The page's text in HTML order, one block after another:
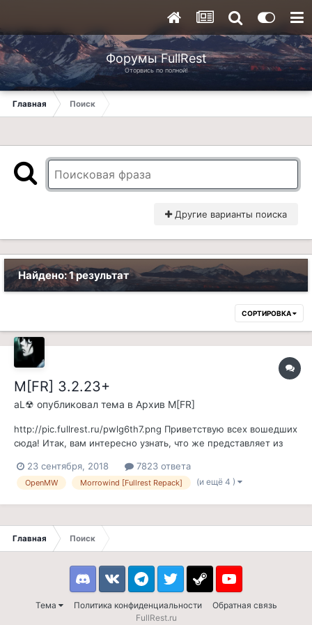
Форумы FullRest
Оторвись по полной!
Главная Поиск
Другие варианты поиска
Найдено: 1 результат
СОРТИРОВКА
M[FR] 3.2.23+
aL☢ опубликовал тема в Архив M[FR]
http://pic.fullrest.ru/pwlg6th7.png Приветствую всех вошедших
сюда! Итак, вам интересно узнать, что же представляет из
наливай чай\кофе и неспеша слушай, прежде, чем ты
отправишься в мир, где можно жить вечно... Данный репак
23 сентября, 2018 7823 ответа
OpenMW Morrowind [Fullrest Repack] (и ещё 4 )
Главная Поиск
Тема Политика конфиденциальности Обратная связь
DiscordVK TelegramTwitter Steam Youtube
FullRest.ru